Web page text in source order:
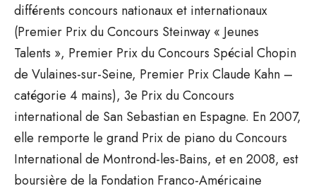
différents concours nationaux et internationaux
(Premier Prix du Concours Steinway « Jeunes
Talents », Premier Prix du Concours Spécial Chopin
de Vulaines-sur-Seine, Premier Prix Claude Kahn –
catégorie 4 mains), 3e Prix du Concours
international de San Sebastian en Espagne. En 2007,
elle remporte le grand Prix de piano du Concours
International de Montrond-les-Bains, et en 2008, est
boursière de la Fondation Franco-Américaine